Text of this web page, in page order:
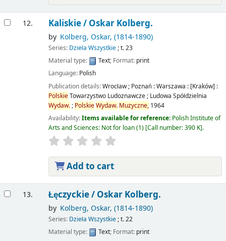
12. Kaliskie / Oskar Kolberg.
by Kolberg, Oskar, (1814-1890)
Series: Dzieła Wszystkie; t. 23
Material type:
Text; Format: print
Language: Polish
Publication details:Wrocław ; Poznań : Warszawa : [Kraków] :
PolskieTowarzystwo Ludoznawcze ; Ludowa Spółdzielnia
Wydaw.; PolskieWydaw. Muzyczne, 1964
Availability:Items available for reference: Polish Institute of
Arts and Sciences: Not for loan(1) Call number:390 K .
Add to cart
13. Łęczyckie / Oskar Kolberg.
by Kolberg, Oskar, (1814-1890)
Series: Dzieła Wszystkie; t. 22
Material type:
Text; Format: print